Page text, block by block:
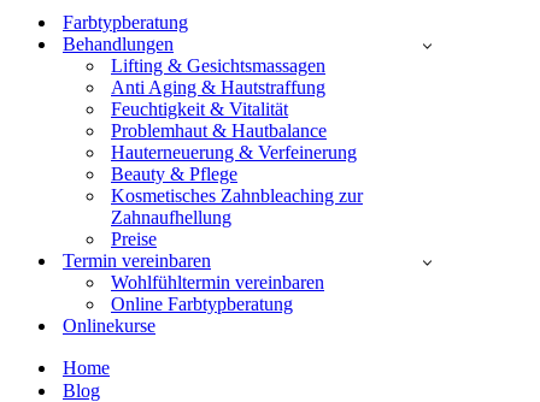
Farbtypberatung
Behandlungen
Lifting & Gesichtsmassagen
Anti Aging & Hautstraffung
Feuchtigkeit & Vitalität
Problemhaut & Hautbalance
Hauterneuerung & Verfeinerung
Beauty & Pflege
Kosmetisches Zahnbleaching zur
Zahnaufhellung
Preise
Termin vereinbaren
Wohlfühltermin vereinbaren
Online Farbtypberatung
Onlinekurse
Home
Blog